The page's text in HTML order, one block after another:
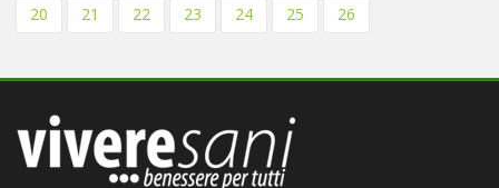
20
21 22 23 24 25 26